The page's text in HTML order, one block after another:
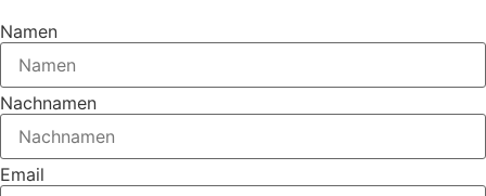
Namen
Nachnamen
Email